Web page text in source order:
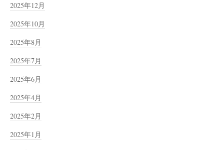
2025年12月
2025年10月
2025年8月
2025年7月
2025年6月
2025年4月
2025年2月
2025年1月